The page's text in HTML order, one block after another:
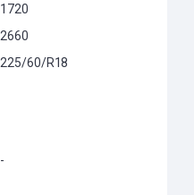
1720
2660
225/60/R18
-